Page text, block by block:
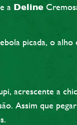
a Deline
picada, o
acrescente a
Assim que